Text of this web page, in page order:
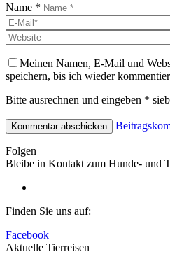
Name *
Meinen Namen, E-Mail und
speichern, bis ich wieder
Bitte ausrechnen und eingeben *
Folgen
Bleibe in Kontakt zum Hunde- und
Finden Sie uns auf:
Facebook
Aktuelle Tierreisen